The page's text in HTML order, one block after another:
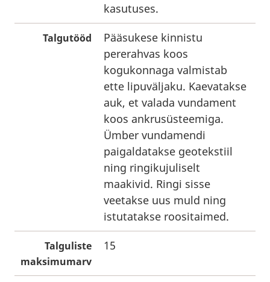
kasutuses.
Talgutööd
Pääsukese kinnistu
pererahvas koos
kogukonnaga valmistab
ette lipuväljaku. Kaevatakse
auk, et valada vundament
koos ankrusüsteemiga.
Ümber vundamendi
paigaldatakse geotekstiil
ning ringikujuliselt
maakivid. Ringi sisse
veetakse uus muld ning
istutatakse roositaimed.
Talguliste
maksimumarv
15